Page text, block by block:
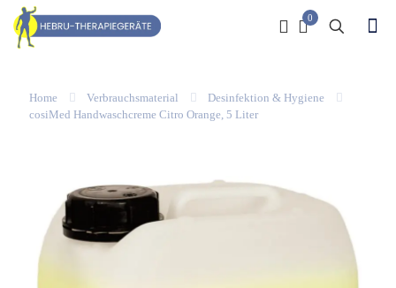
0
Home Verbrauchsmaterial
Desinfektion & Hygiene
cosiMed Handwaschcreme Citro Orange, 5 Liter